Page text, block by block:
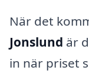
När det
Jonslund är
in när priset